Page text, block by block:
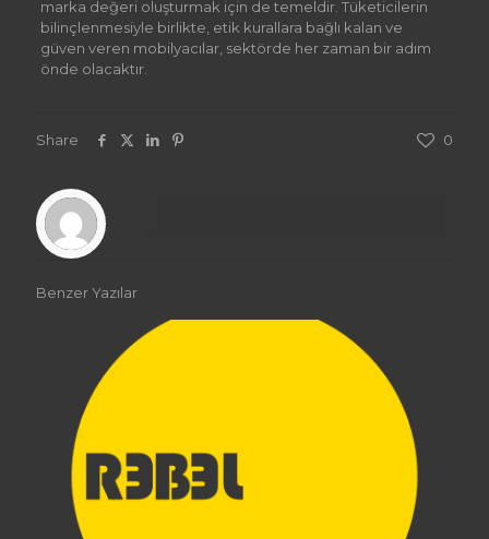
marka değeri oluşturmak için de temeldir. Tüketicilerin
bilinçlenmesiyle birlikte, etik kurallara bağlı kalan ve
güven veren mobilyacılar, sektörde her zaman bir adım
önde olacaktır.
Share 0
Benzer Yazılar